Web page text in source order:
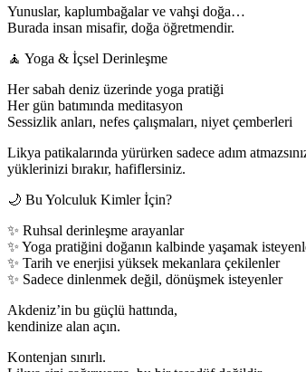
Yunuslar, kaplumbağalar ve vahşi doğa…
Burada insan misafir, doğa öğretmendir.
🧘 Yoga & İçsel Derinleşme
Her sabah deniz üzerinde yoga pratiği
Her gün batımında meditasyon
Sessizlik anları, nefes çalışmaları, niyet çemberleri
Likya patikalarında yürürken sadece adım
yüklerinizi bırakır, hafiflersiniz.
🌙 Bu Yolculuk Kimler İçin?
✨ Ruhsal derinleşme arayanlar
✨ Yoga pratiğini doğanın kalbinde yaşamak
✨ Tarih ve enerjisi yüksek mekanlara çekilenler
✨ Sadece dinlenmek değil, dönüşmek isteyenler
Akdeniz’in bu güçlü hattında,
kendinize alan açın.
Kontenjan sınırlı.